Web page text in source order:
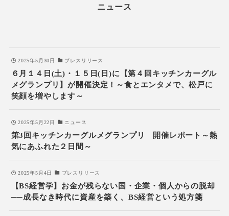
ニュース
2025年5月30日 プレスリリース
６月１４日(土)・１５日(日)に【第４回キッチンカーグル
メグランプリ】が開催決定！～食とエンタメで、松戸に
笑顔を増やします～
2025年5月22日 ニュース
第3回キッチンカーグルメグランプリ 開催レポート～熱
気にあふれた２日間～
2025年5月4日 プレスリリース
【BS経営学】お金が残らない国・企業・個人からの脱却
──成長なき時代に資産を築く、BS経営という処方箋